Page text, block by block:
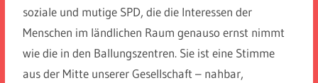
soziale und mutige SPD, die die Interessen der
Menschen im ländlichen Raum genauso ernst nimmt
wie die in den Ballungszentren. Sie ist eine Stimme
aus der Mitte unserer Gesellschaft – nahbar,